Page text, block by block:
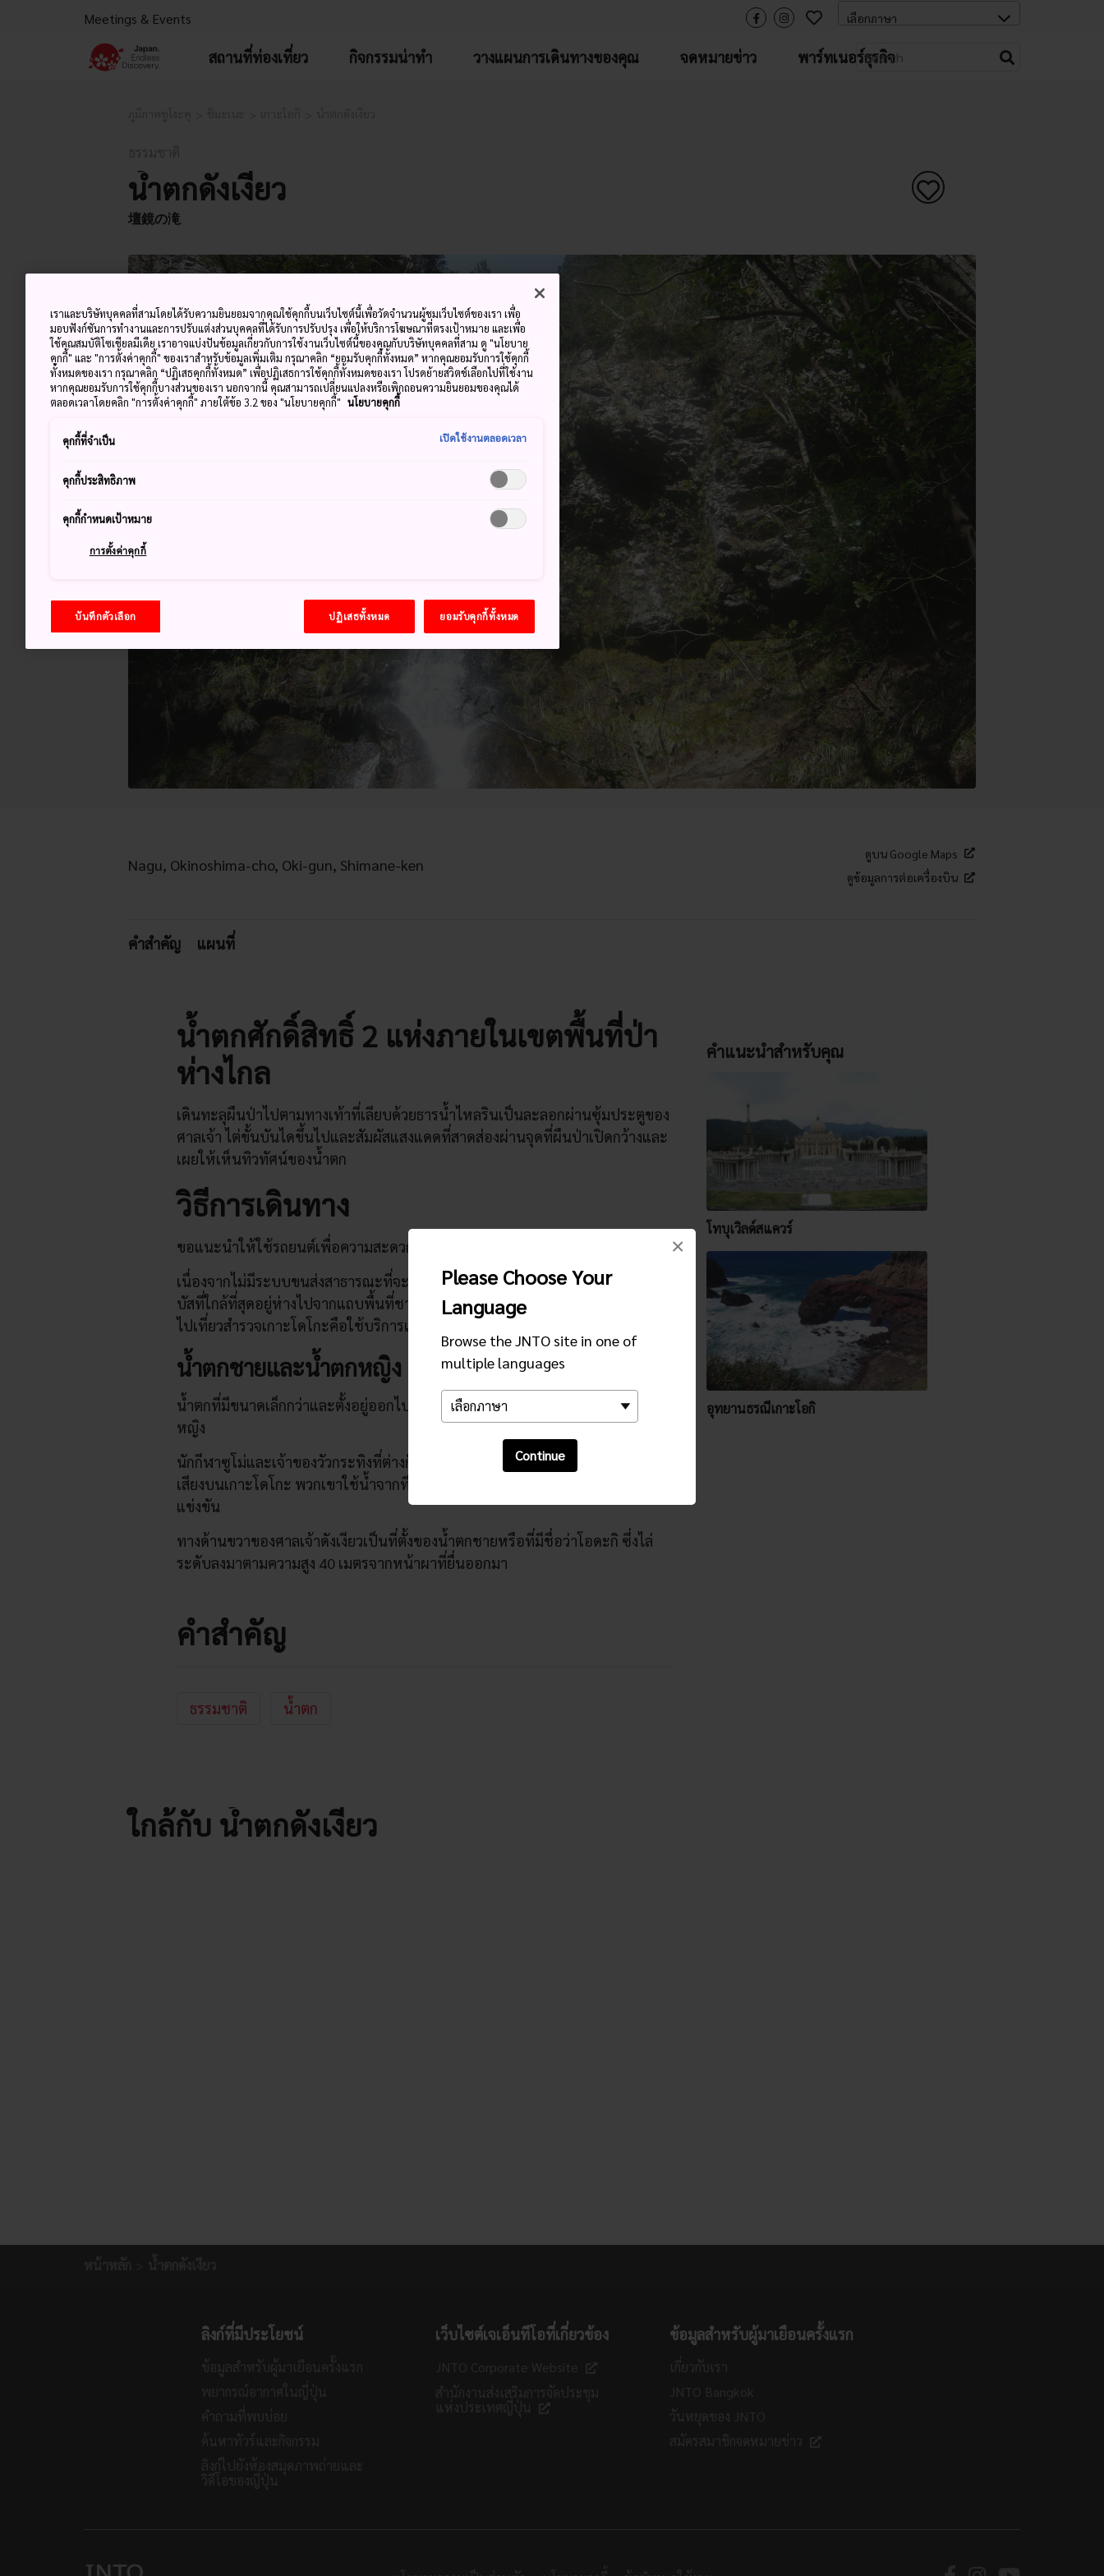
Please Choose Your
Language
Browse the JNTO site in one of
multiple languages
Continue
×
Meetings & Events
สถานที่ท่องเที่ยว กิจกรรมน่าทำ วางแผนการเดินทางของคุณ จดหมายข่าว พาร์ทเนอร์ธุรกิจ
น้ำตกดังเงียว
壇鏡の滝
Nagu, Okinoshima-cho, Oki-gun, Shimane-ken
ดูบน Google Maps
ดูข้อมูลการต่อเครื่องบิน
คำสำคัญ แผนที่
น้ำตกศักดิ์สิทธิ์ 2 แห่งภายในเขตพื้นที่ป่า
ห่างไกล
เดินทะลุผืนป่าไปตามทางเท้าที่เลียบด้วยธารน้ำไหลรินเป็นละลอกผ่านซุ้มประตูของ
ศาลเจ้า ไต่ขั้นบันไดขึ้นไปและสัมผัสแสงแดดที่สาดส่องผ่านจุดที่ผืนป่าเปิดกว้างและ
เผยให้เห็นทิวทัศน์ของน้ำตก
วิธีการเดินทาง
ขอแนะนำให้ใช้รถยนต์เพื่อความสะดวกสบายในการเดินทางไปเยือนน้ำตกแห่งนี้
เนื่องจากไม่มีระบบขนส่งสาธารณะที่จะพาคุณไปยังน้ำตกดันเกียว-โนะ-ทาคิ ป้ายรถ
บัสที่ใกล้ที่สุดอยู่ห่างไปจากแถบพื้นที่ชายฝั่งมากกว่า 5 กิโลเมตร วิธีที่เหมาะที่สุดเมื่อ
ไปเที่ยวสำรวจเกาะโดโกะคือใช้บริการเช่ารถยนต์หรือจักรยาน
น้ำตกชายและน้ำตกหญิง
น้ำตกที่มีขนาดเล็กกว่าและตั้งอยู่ออกไปทางซ้ายมีชื่อว่าเมดะกิและถือว่าเป็นเพศ
หญิง
นักกีฬาซูโม่และเจ้าของวัวกระทิงที่ต่างก็แข่งขันในแบบฉบับของตัวเองค่อนข้างมีชื่อ
เสียงบนเกาะโดโกะ พวกเขาใช้น้ำจากที่นี่เพื่อประกอบพิธีชำระล้างร่างกายก่อนการ
แข่งขัน
ทางด้านขวาของศาลเจ้าดังเงียวเป็นที่ตั้งของน้ำตกชายหรือที่มีชื่อว่าโอดะกิ ซึ่งไล่
ระดับลงมาตามความสูง 40 เมตรจากหน้าผาที่ยื่นออกมา
คำสำคัญ
ธรรมชาติ น้ำตก
คำแนะนำสำหรับคุณ
โทบุเวิลด์สแควร์
อุทยานธรณีเกาะโอกิ
ใกล้กับ น้ำตกดังเงียว
ลิงก์ที่มีประโยชน์ เว็บไซต์เจเอ็นทีโอที่เกี่ยวข้อง ข้อมูลสำหรับผู้มาเยือนครั้งแรก
เราและบริษัทบุคคลที่สามโดยได้รับความยินยอมจากคุณใช้คุกกี้บนเว็บไซต์นี้เพื่อวัดจำนวนผู้ชมเว็บไซต์ของเรา เพื่อ
มอบฟังก์ชันการทำงานและการปรับแต่งส่วนบุคคลที่ได้รับการปรับปรุง เพื่อให้บริการโฆษณาที่ตรงเป้าหมาย และเพื่อ
ใช้คุณสมบัติโซเชียลมีเดีย เราอาจแบ่งปันข้อมูลเกี่ยวกับการใช้งานเว็บไซต์นี้ของคุณกับบริษัทบุคคลที่สาม ดู "นโยบาย
คุกกี้" และ "การตั้งค่าคุกกี้" ของเราสำหรับข้อมูลเพิ่มเติม กรุณาคลิก “ยอมรับคุกกี้ทั้งหมด” หากคุณยอมรับการใช้คุกกี้
ทั้งหมดของเรา กรุณาคลิก “ปฏิเสธคุกกี้ทั้งหมด” เพื่อปฏิเสธการใช้คุกกี้ทั้งหมดของเรา โปรดย้ายสวิตช์เลือกไปที่ใช้งาน
หากคุณยอมรับการใช้คุกกี้บางส่วนของเรา นอกจากนี้ คุณสามารถเปลี่ยนแปลงหรือเพิกถอนความยินยอมของคุณได้
ตลอดเวลาโดยคลิก "การตั้งค่าคุกกี้" ภายใต้ข้อ 3.2 ของ "นโยบายคุกกี้" นโยบายคุกกี้
คุกกี้ที่จำเป็น เปิดใช้งานตลอดเวลา
คุกกี้ประสิทธิภาพ
คุกกี้กำหนดเป้าหมาย
การตั้งค่าคุกกี้
บันทึกตัวเลือก ปฏิเสธทั้งหมด ยอมรับคุกกี้ทั้งหมด